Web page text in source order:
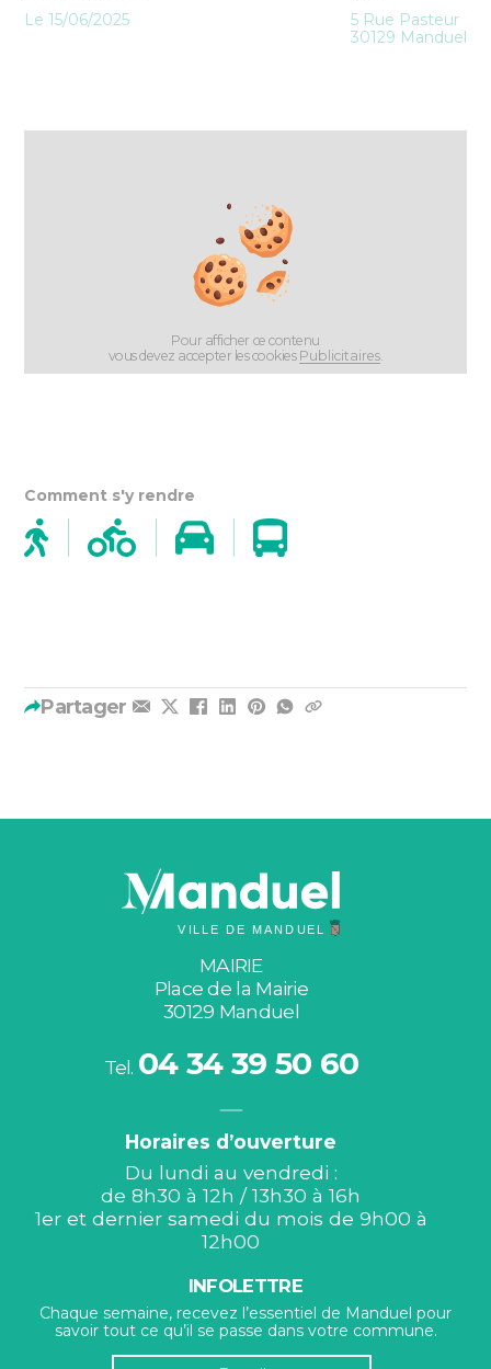
Le 15/06/2025
5 Rue Pasteur
30129 Manduel
Pour afficher ce contenu
vous devez accepter les cookies Publicitaires.
Comment s'y rendre
Partager
MAIRIE
Place de la Mairie
30129 Manduel
Tel. 04 34 39 50 60
Horaires d’ouverture
Du lundi au vendredi :
de 8h30 à 12h / 13h30 à 16h
1er et dernier samedi du mois de 9h00 à
12h00
INFOLETTRE
Chaque semaine, recevez l’essentiel de Manduel pour
savoir tout ce qu’il se passe dans votre commune.